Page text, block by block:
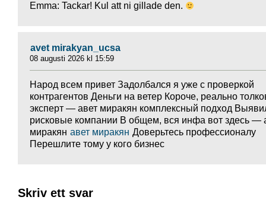
Emma: Tackar! Kul att ni gillade den.
avet mirakyan_ucsa
08 augusti 2026 kl 15:59
Народ всем привет Задолбался я уже с проверкой
контрагентов Деньги на ветер Короче, реально
эксперт — авет миракян комплексный подход
рисковые компании В общем, вся инфа вот здесь —
миракян авет миракян Доверьтесь профессионалу
Перешлите тому у кого бизнес
Skriv ett svar